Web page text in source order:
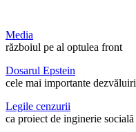
Media
războiul pe al optulea front
Dosarul Epstein
cele mai importante dezvăluiri
Legile cenzurii
ca proiect de inginerie socială